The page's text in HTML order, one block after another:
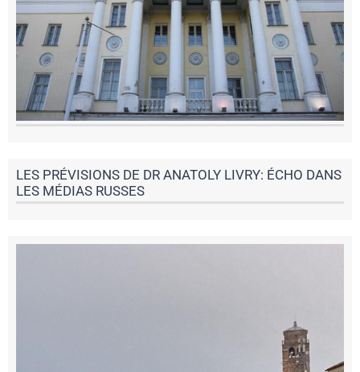
LES PRÉVISIONS DE DR ANATOLY LIVRY: ÉCHO DANS
LES MÉDIAS RUSSES